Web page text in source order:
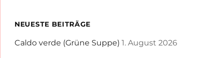
NEUESTE BEITRÄGE
Caldo verde (Grüne Suppe) 1. August 2026